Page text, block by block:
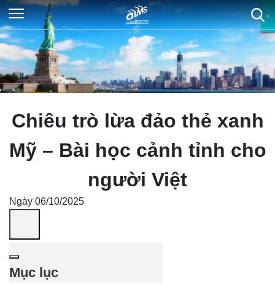
Chiêu trò lừa đảo thẻ xanh
Mỹ – Bài học cảnh tỉnh cho
người Việt
Ngày 06/10/2025
Mục lục
×
×
×
×